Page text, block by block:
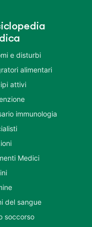
e disturbi
alimentari
attivi
immunologia
Medici
del sangue
soccorso